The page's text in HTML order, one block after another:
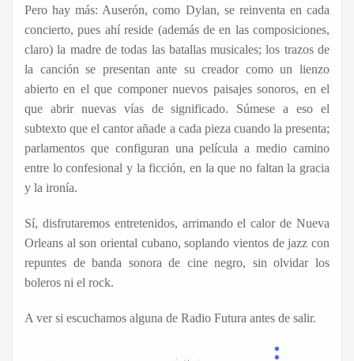
Pero hay más: Auserón, como Dylan, se reinventa en cada
concierto, pues ahí reside (además de en las composiciones,
claro) la madre de todas las batallas musicales; los trazos de
la canción se presentan ante su creador como un lienzo
abierto en el que componer nuevos paisajes sonoros, en el
que abrir nuevas vías de significado. Súmese a eso el
subtexto que el cantor añade a cada pieza cuando la presenta;
parlamentos que configuran una película a medio camino
entre lo confesional y la ficción, en la que no faltan la gracia
y la ironía.
Sí, disfrutaremos entretenidos, arrimando el calor de Nueva
Orleans al son oriental cubano, soplando vientos de jazz con
repuntes de banda sonora de cine negro, sin olvidar los
boleros ni el rock.
A ver si escuchamos alguna de Radio Futura antes de salir.